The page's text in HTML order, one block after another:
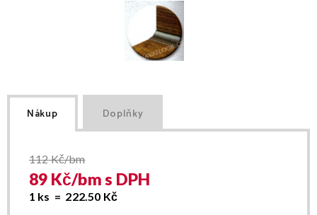
Nákup Doplňky
112Kč/bm
89 Kč/bms DPH
1 ks = 222.50 Kč